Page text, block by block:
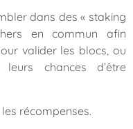
dans des « staking
en commun afin
valider les blocs, ou
chances d’être
récompenses.